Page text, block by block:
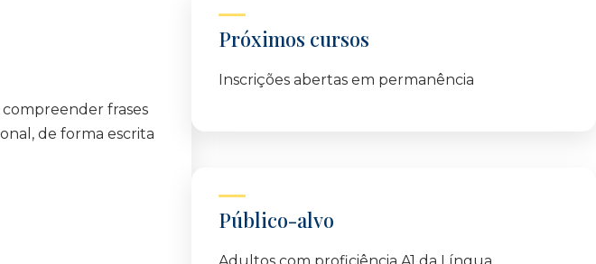
frases
de forma escrita
Próximos cursos
Inscrições abertas em permanência
Público-alvo